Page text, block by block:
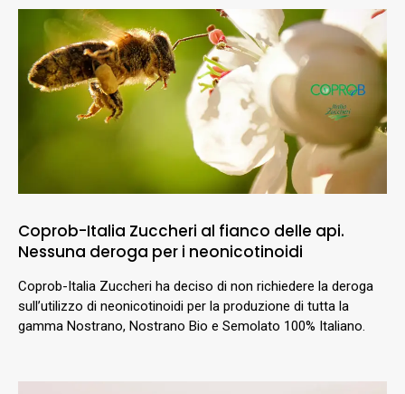
Coprob-Italia Zuccheri al fianco delle api.
Nessuna deroga per i neonicotinoidi
Coprob-Italia Zuccheri ha deciso di non richiedere la deroga
sull’utilizzo di neonicotinoidi per la produzione di tutta la
gamma Nostrano, Nostrano Bio e Semolato 100% Italiano.